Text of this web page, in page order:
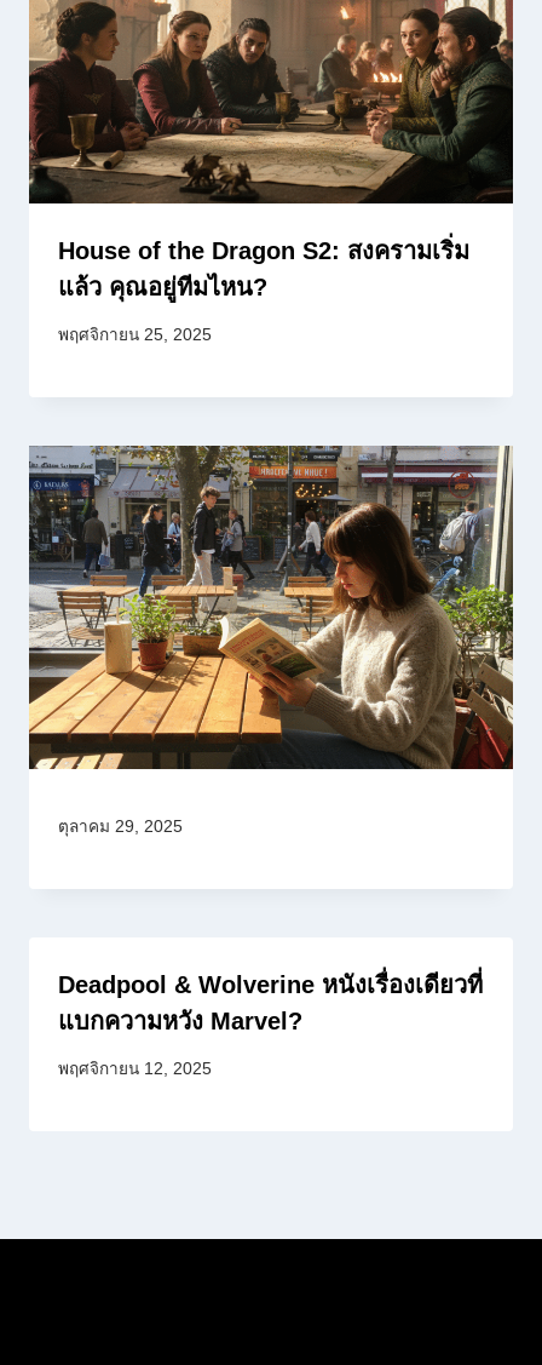
House of the Dragon S2: สงครามเริ่ม
แล้ว คุณอยู่ทีมไหน?
พฤศจิกายน 25, 2025
ตุลาคม 29, 2025
Deadpool & Wolverine หนังเรื่องเดียวที่
แบกความหวัง Marvel?
พฤศจิกายน 12, 2025